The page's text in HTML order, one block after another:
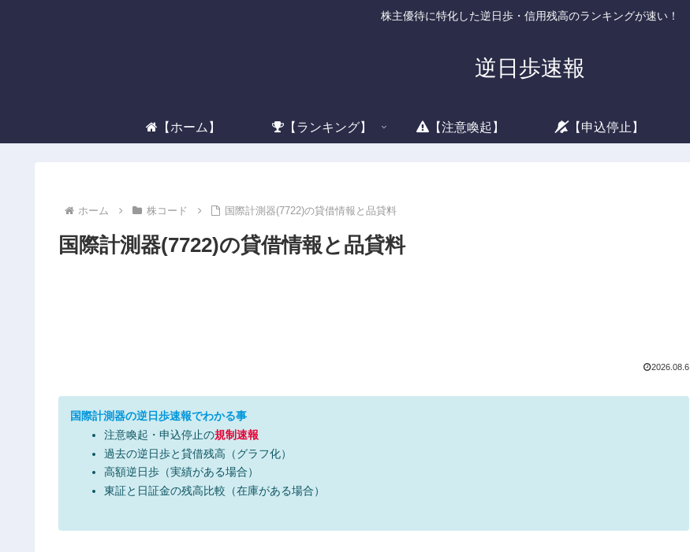
株主優待に特化した逆日歩・信用残高のランキングが速い！
逆日歩速報
【ホーム】 【ランキング】 【注意喚起】 【申込停止】
ホーム 株コード 国際計測器(7722)の貸借情報と品貸料
国際計測器(7722)の貸借情報と品貸料
2026.08.6
国際計測器の逆日歩速報でわかる事
注意喚起・申込停止の規制速報
過去の逆日歩と貸借残高（グラフ化）
高額逆日歩（実績がある場合）
東証と日証金の残高比較（在庫がある場合）